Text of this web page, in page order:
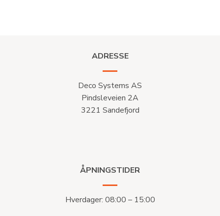
ADRESSE
Deco Systems AS
Pindsleveien 2A
3221 Sandefjord
ÅPNINGSTIDER
Hverdager: 08:00 – 15:00